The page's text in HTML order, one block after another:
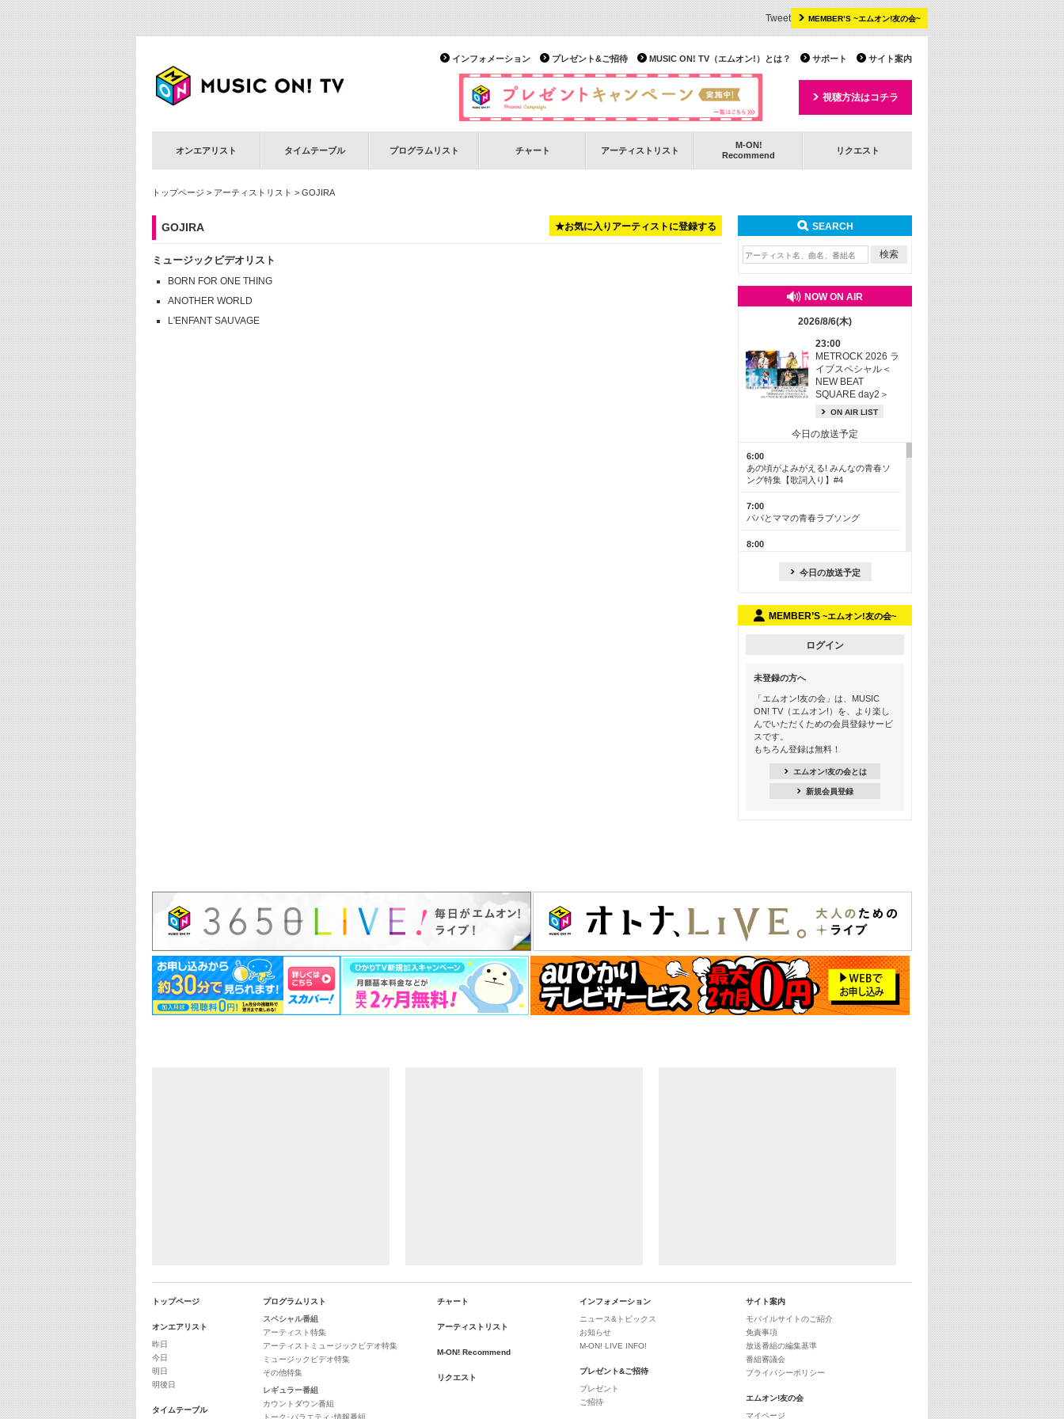
MEMBER’S ~エムオン!友の会~
Tweet
サイト案内
サポート
MUSIC ON! TV（エムオン!）とは？
プレゼント&ご招待
インフォメーション
視聴方法はコチラ
オンエアリスト タイムテーブル プログラムリスト チャート アーティストリスト
M-ON!
Recommend
リクエスト
トップページ > アーティストリスト > GOJIRA
★お気に入りアーティストに登録する
GOJIRA
ミュージックビデオリスト
BORN FOR ONE THING
ANOTHER WORLD
L'ENFANT SAUVAGE
SEARCH
NOW ON AIR
2026/8/6(木)
23:00
METROCK 2026 ラ
イブスペシャル＜
NEW BEAT
SQUARE day2＞
ON AIR LIST
今日の放送予定
6:00
あの頃がよみがえる! みんなの青春ソ
ング特集【歌詞入り】#4
7:00
パパとママの青春ラブソング
8:00
13:00
15:30
この夏聴きたい! サマーソングメドレ
ー【歌詞入り】 #4
16:30
あのころK-POPヒッツ! 2021年
22:00
大人のための名曲セレクション ～バン
ド編～【歌詞入り】
22:30
今推したい! エムオン!おすすめミュー
ジックビデオ特集＜#28＞
23:00
今日の放送予定
MEMBER’S ~エムオン!友の会~
ログイン
未登録の方へ
「エムオン!友の会」は、MUSIC
ON! TV（エムオン!）を、より楽し
んでいただくための会員登録サービ
スです。
もちろん登録は無料！
エムオン!友の会とは
新規会員登録
トップページ
オンエアリスト
昨日
今日
明日
明後日
タイムテーブル
プログラムリスト
スペシャル番組
アーティスト特集
アーティストミュージックビデオ特集
ミュージックビデオ特集
その他特集
レギュラー番組
カウントダウン番組
トーク･バラエティ･情報番組
チャート
アーティストリスト
M-ON! Recommend
リクエスト
インフォメーション
ニュース&トピックス
お知らせ
M-ON! LIVE INFO!
プレゼント&ご招待
プレゼント
ご招待
サイト案内
モバイルサイトのご紹介
免責事項
放送番組の編集基準
番組審議会
プライバシーポリシー
エムオン!友の会
マイページ